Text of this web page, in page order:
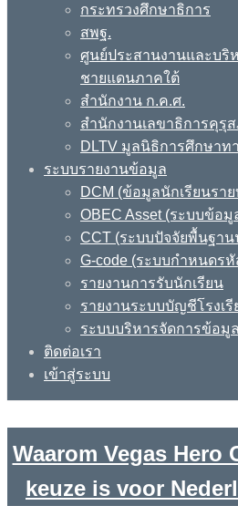
กระทรวงศึกษาธิการ
สพฐ.
ศูนย์ประสานงานและบริ
ชายแดนภาคใต้
สำนักงาน ก.ค.ศ.
สำนักงานเลขาธิการคุรุ
DLTV มูลนิธิการศึกษาท
ระบบรายงานข้อมูล
DCM (ข้อมูลนักเรียนรา
OBEC Asset (ระบบข้อ
CCT (ระบบปัจจัยพื้นฐาน
G-code (ระบบกำหนดรหั
รายงานการรับนักเรียน
รายงานระบบบัญชีโรงเรี
ระบบบริหารจัดการข้อมู
ติดต่อเรา
เข้าสู่ระบบ
Waarom Vegas Hero
keuze is voor